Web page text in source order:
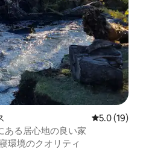
レビュー19
5.0 (19)
ある居心地の良い家
環境のクオリティ